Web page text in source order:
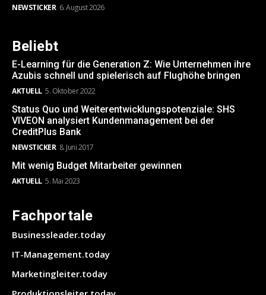
NEWSTICKER 6. August 2026
Beliebt
E-Learning für die Generation Z: Wie Unternehmen ihre
Azubis schnell und spielerisch auf Flughöhe bringen
AKTUELL 5. Oktober 2022
Status Quo und Weiterentwicklungspotenziale: SHS
VIVEON analysiert Kundenmanagement bei der
CreditPlus Bank
NEWSTICKER 8. Juni 2017
Mit wenig Budget Mitarbeiter gewinnen
AKTUELL 5. Mai 2023
Fachportale
Businessleader.today
IT-Management.today
Marketingleiter.today